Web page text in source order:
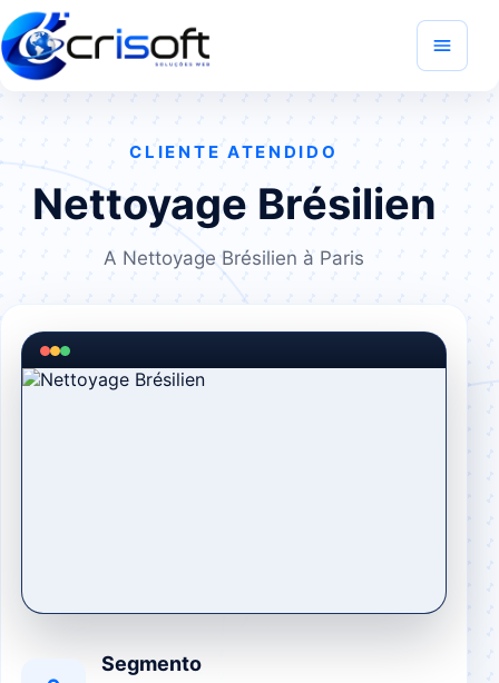
CLIENTE ATENDIDO
Nettoyage Brésilien
A Nettoyage Brésilien à Paris
Segmento